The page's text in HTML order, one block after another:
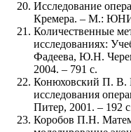
Исследование
Кремера. – М.:
Количественные
исследованиях:
Фадеева, Ю.Н.
2004. – 791 с.
Конюховский П. В.
исследования
Питер, 2001. – 192
Коробов П.Н.